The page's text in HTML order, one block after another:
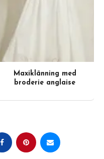
Maxiklänning med
broderie anglaise